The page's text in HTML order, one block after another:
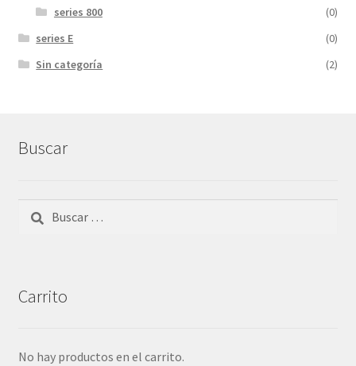
series 800
(0)
series E
(0)
Sin categoría
(2)
Buscar
Carrito
No hay productos en el carrito.